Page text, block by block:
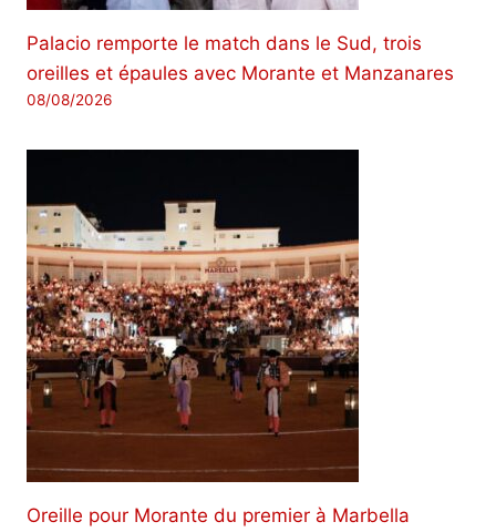
Palacio remporte le match dans le Sud, trois
oreilles et épaules avec Morante et Manzanares
08/08/2026
Oreille pour Morante du premier à Marbella